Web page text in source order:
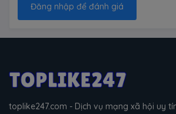
Đăng nhập để đánh giá
toplike247.com - Dịch vụ mạng xã hội uy